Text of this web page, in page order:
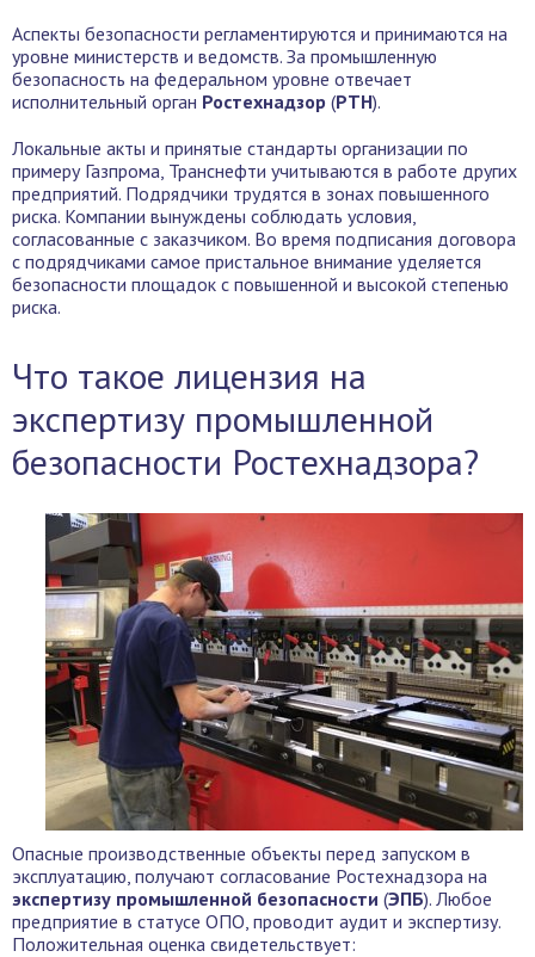
Аспекты безопасности регламентируются и принимаются на
уровне министерств и ведомств. За промышленную
безопасность на федеральном уровне отвечает
исполнительный орган Ростехнадзор (РТН).
Локальные акты и принятые стандарты организации по
примеру Газпрома, Транснефти учитываются в работе других
предприятий. Подрядчики трудятся в зонах повышенного
риска. Компании вынуждены соблюдать условия,
согласованные с заказчиком. Во время подписания договора
с подрядчиками самое пристальное внимание уделяется
безопасности площадок с повышенной и высокой степенью
риска.
Что такое лицензия на
экспертизу промышленной
безопасности Ростехнадзора?
Опасные производственные объекты перед запуском в
эксплуатацию, получают согласование Ростехнадзора на
экспертизу промышленной безопасности (ЭПБ). Любое
предприятие в статусе ОПО, проводит аудит и экспертизу.
Положительная оценка свидетельствует: